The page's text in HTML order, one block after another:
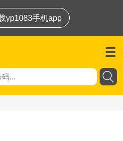
yp1083手机app